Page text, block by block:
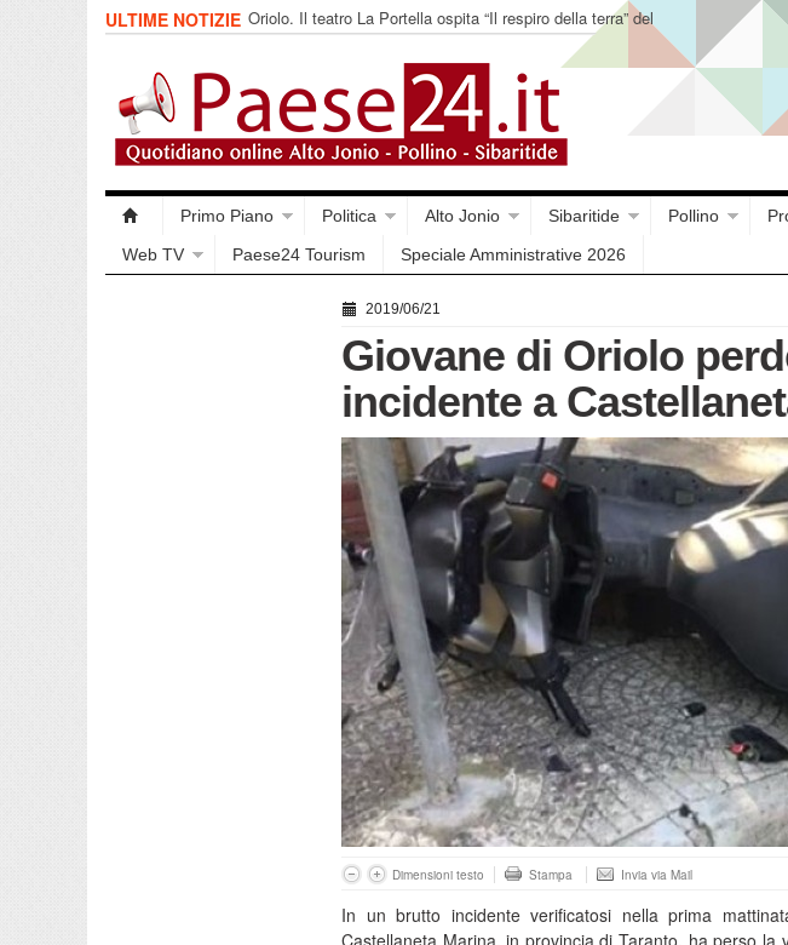
ULTIME NOTIZIE Oriolo. Il teatro La Portella ospita “Il respiro della terra” del
collettivo 365
Primo Piano Politica Alto Jonio Sibaritide Pollino
Web TV
Paese24 Tourism Speciale Amministrative 2026
2019/06/21
Giovane di Oriolo
incidente a
Dimensioni testo Stampa Invia via Mail
In un brutto incidente verificatosi nella prima
Castellaneta Marina, in provincia di Taranto, ha perso la